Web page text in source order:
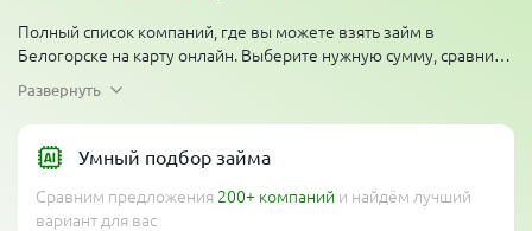
Полный список компаний, где вы можете взять займ в
Белогорске на карту онлайн. Выберите нужную сумму, сравните
без процентов для новых клиентов. Компании работают
круглосуточно по всему региону, одобряют займ денег
мгновенно, перевод на карту за 5 минут. Сравни банки и выбери
лучшее предложение от официальных компаний без проверки
кредитной истории, без отказов и без справок.
Развернуть
Умный подбор займа
Сравним предложения 200+ компаний и найдём лучший
вариант для вас